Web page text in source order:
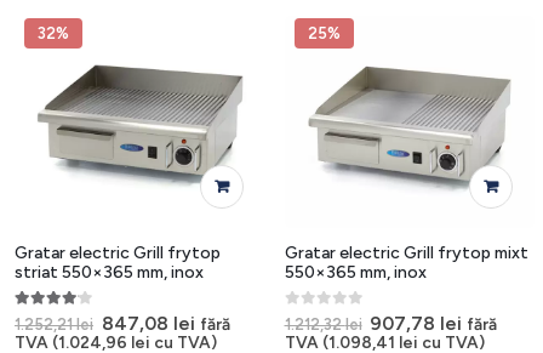
32%
Gratar electric Grill frytop
striat 550×365 mm, inox
4.00out of 5
1.252,21lei Prețul
inițial
847,08 leiPrețul
curent
fără
TVA (1.024,96 lei cu TVA)
25%
Gratar electric Grill frytop mixt
550×365 mm, inox
0 out of 5
1.212,32lei Prețul
inițial
907,78 lei Prețul
curent
fără
TVA (1.098,41 lei cu TVA)